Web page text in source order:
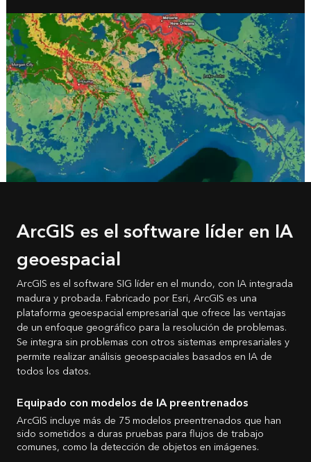
ArcGIS es el software líder en IA
geoespacial
ArcGIS es el software SIG líder en el mundo, con IA integrada
madura y probada. Fabricado por Esri, ArcGIS es una
plataforma geoespacial empresarial que ofrece las ventajas
de un enfoque geográfico para la resolución de problemas.
Se integra sin problemas con otros sistemas empresariales y
permite realizar análisis geoespaciales basados en IA de
todos los datos.
Equipado con modelos de IA preentrenados
ArcGIS incluye más de 75 modelos preentrenados que han
sido sometidos a duras pruebas para flujos de trabajo
comunes, como la detección de objetos en imágenes.